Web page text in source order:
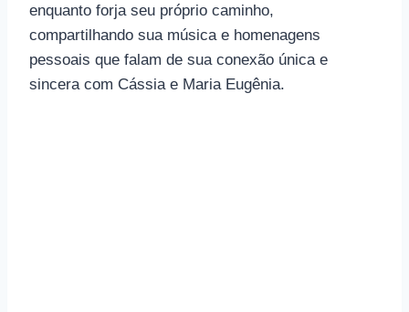
enquanto forja seu próprio caminho,
compartilhando sua música e homenagens
pessoais que falam de sua conexão única e
sincera com Cássia e Maria Eugênia.